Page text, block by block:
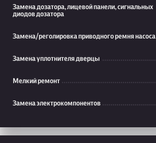
Замена дозатора, лицевой панели, сигнальных
диодов дозатора
Замена/реголировка приводного ремня насоса
Замена уплотнителя дверцы
Мелкий ремонт
Замена электрокомпонентов